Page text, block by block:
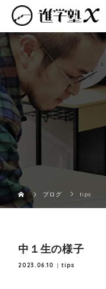
ブログ tips
中１生の様子
2023.06.10 tips